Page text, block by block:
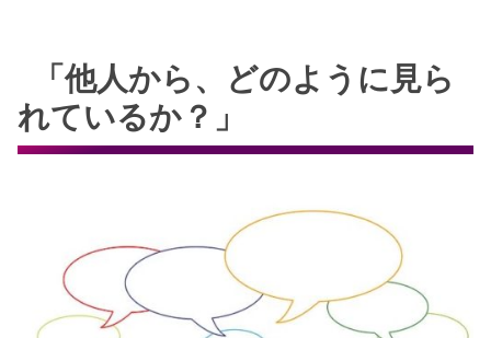
「他人から、どのように見ら
れているか？」